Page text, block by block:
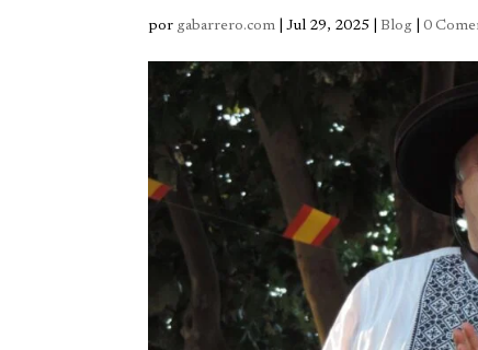
por gabarrero.com| Jul 29, 2025 Blog| 0